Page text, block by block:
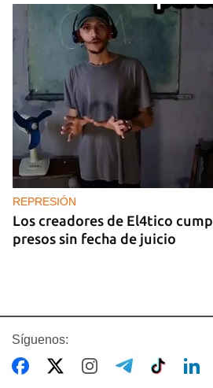
REPRESIÓN
Los creadores de El4tico
presos sin fecha de juicio
Síguenos: